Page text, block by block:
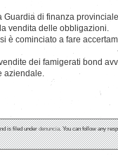
Guardia di finanza
vendita delle obbligazioni.
è cominciato a fare
dei famigerati bond
aziendale.
is filed underdenuncia. You can follow any